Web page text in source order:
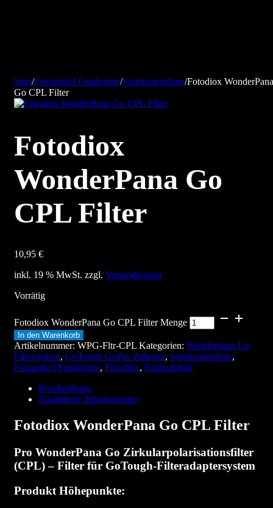
Start/Fotoartikel Fundgrube/Sonderangebote/Fotodiox WonderPana
Go CPL Filter
Fotodiox
WonderPana Go
CPL Filter
10,95 €
inkl. 19 % MwSt. zzgl. Versandkosten
Vorrätig
Fotodiox WonderPana Go CPL Filter Menge
In den Warenkorb
Artikelnummer: WPG-Fltr-CPL Kategorien: Wonderpana Go
Filtersystem, GoTough GoPro Zubehör, Sonderangebote,
Fotoartikel Fundgrube, Fotodiox, Fotozubehör
Beschreibung
Zusätzliche Informationen
Fotodiox WonderPana Go CPL Filter
Pro WonderPana Go Zirkularpolarisationsfilter
(CPL) – Filter für GoTough-Filteradaptersystem
Produkt Höhepunkte: